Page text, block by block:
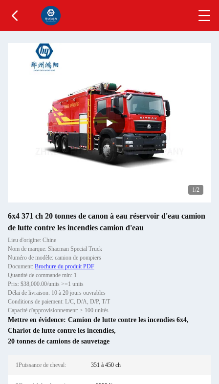
1/2
6x4 371 ch 20 tonnes de canon à eau réservoir d'eau camion
de lutte contre les incendies camion d'eau
Lieu d'origine: Chine
Nom de marque: Shacman Special Truck
Numéro de modèle: camion de pompiers
Document: Brochure du produit PDF
Quantité de commande min: 1
Prix: $38,000.00/units >=1 units
Délai de livraison: 10 à 20 jours ouvrables
Conditions de paiement: L/C, D/A, D/P, T/T
Capacité d'approvisionnement: ≥ 100 unités
Mettre en évidence: Camion de lutte contre les incendies 6x4,
Chariot de lutte contre les incendies,
20 tonnes de camions de sauvetage
1Puissance de cheval: 351 à 450 ch